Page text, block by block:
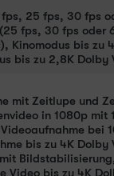
25 fps, 30 fps
fps, 30 fps oder
Kino­modus bis zu
bis zu 2,8K Dolby
mit Zeitlupe und
in 1080p mit
bei
bis zu 4K Dolby
Video bis zu 4K